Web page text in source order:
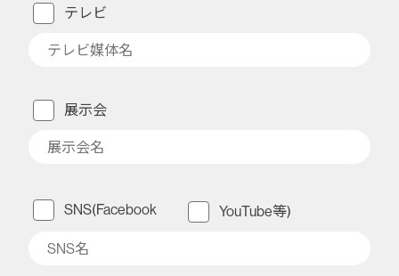
テレビ
展示会
SNS(Facebook YouTube等)